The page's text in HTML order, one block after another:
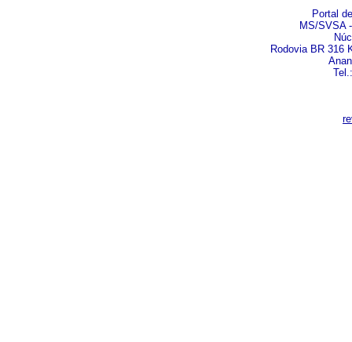
Portal
MS/SVSA
Rodovia BR 316